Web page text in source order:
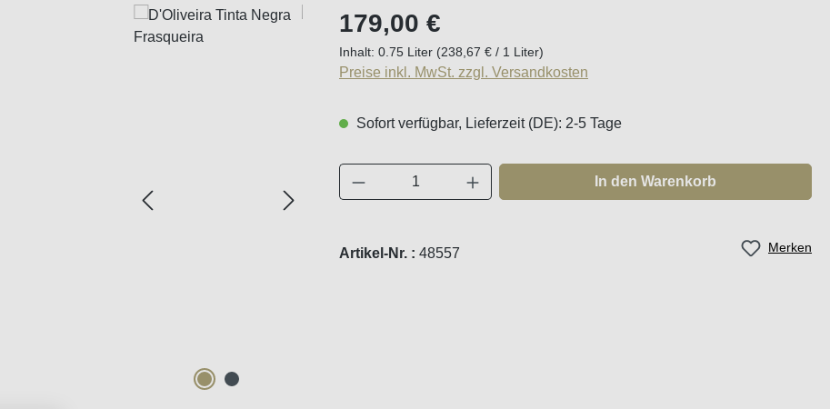
Regulärer Preis:
179,00 €
Inhalt: 0.75 Liter (238,67 € / 1 Liter)
Preise inkl. MwSt. zzgl. Versandkosten
Sofort verfügbar, Lieferzeit (DE): 2-5 Tage
Produkt Anzahl: Gib den gewünschten Wert ein
In den Warenkorb
Merken
Artikel-Nr. : 48557